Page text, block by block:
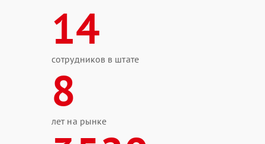
14
сотрудников в штате
8
лет на рынке